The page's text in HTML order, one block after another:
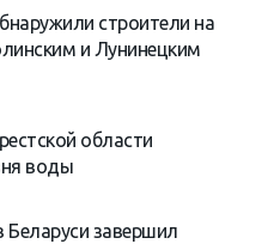
строители на
и Лунинецким
области
воды
Беларуси завершил